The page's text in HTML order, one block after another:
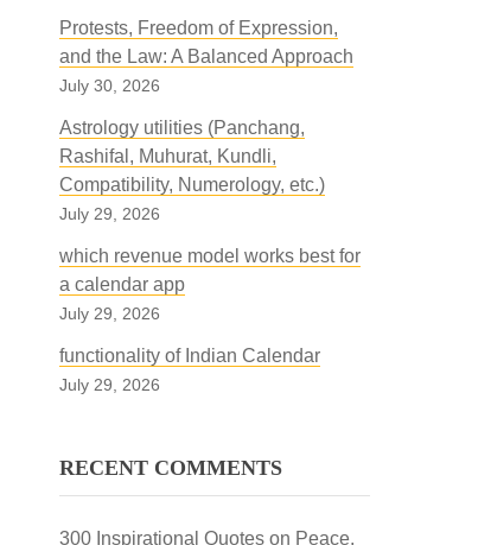
Protests, Freedom of Expression,
and the Law: A Balanced Approach
July 30, 2026
Astrology utilities (Panchang,
Rashifal, Muhurat, Kundli,
Compatibility, Numerology, etc.)
July 29, 2026
which revenue model works best for
a calendar app
July 29, 2026
functionality of Indian Calendar
July 29, 2026
RECENT COMMENTS
300 Inspirational Quotes on Peace,